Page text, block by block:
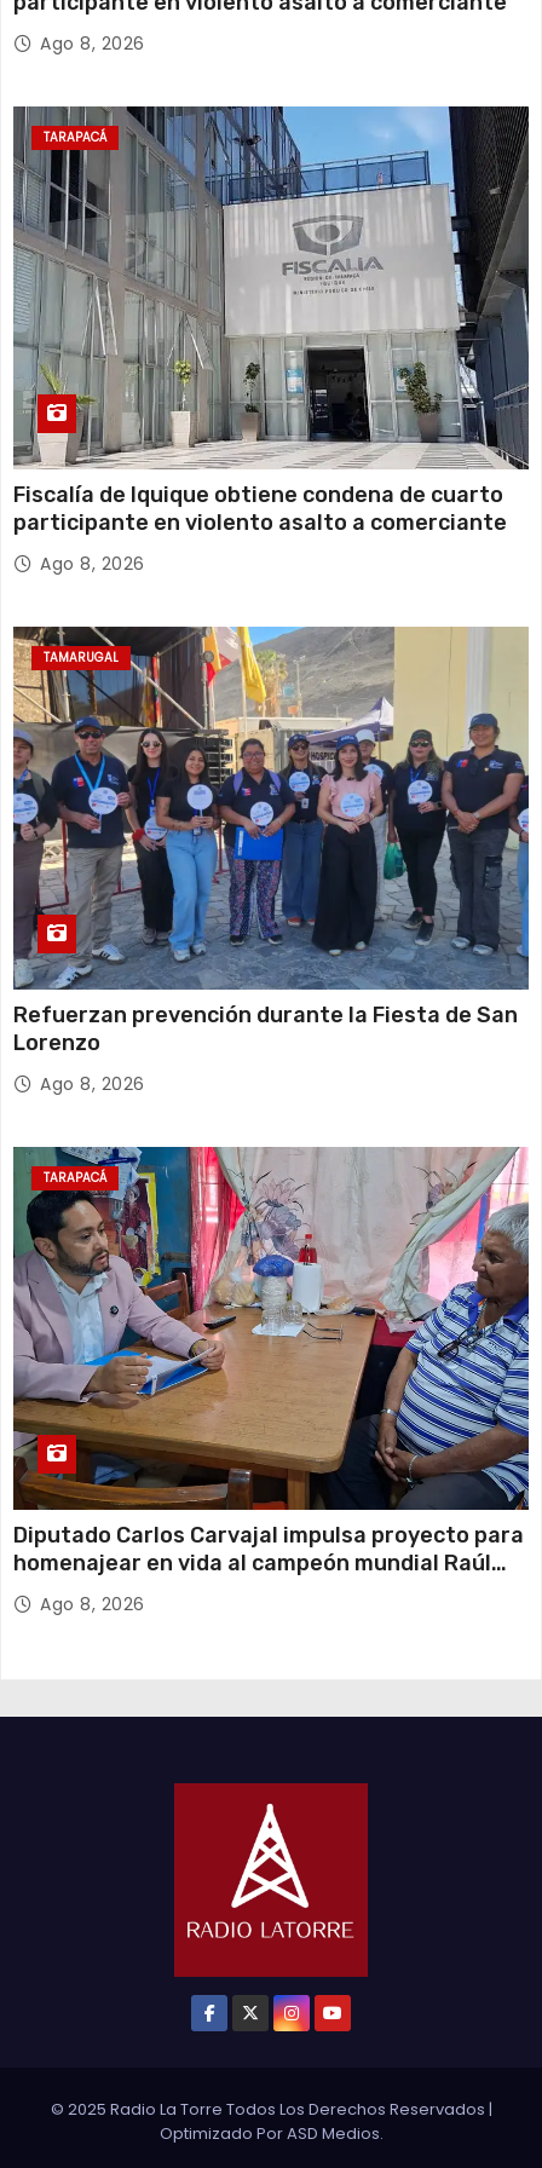
Ago 8, 2026
TARAPACÁ
Fiscalía de Iquique obtiene condena de cuarto
participante en violento asalto a comerciante
Ago 8, 2026
TAMARUGAL
Refuerzan prevención durante la Fiesta de San
Lorenzo
Ago 8, 2026
TARAPACÁ
Diputado Carlos Carvajal impulsa proyecto para
homenajear en vida al campeón mundial Raúl
Choque
Ago 8, 2026
© 2025 Radio La Torre Todos Los Derechos Reservados |
Optimizado PorASD Medios.